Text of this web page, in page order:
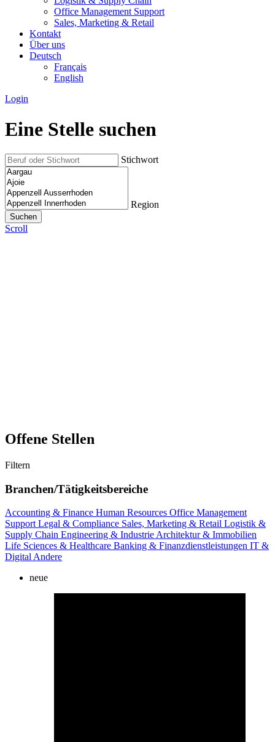
Office Management Support
Sales, Marketing & Retail
Kontakt
Über uns
Deutsch
Français
English
Login
Eine Stelle suchen
Stichwort
Region
Scroll
Offene Stellen
Filtern
Branchen/Tätigkeitsbereiche
Accounting & Finance Human Resources Office Management
SupportLegal & Compliance Sales, Marketing & Retail Logistik &
Supply Chain Engineering & IndustrieArchitektur & Immobilien
Life Sciences & Healthcare Banking & Finanzdienstleistungen IT &
DigitalAndere
neue